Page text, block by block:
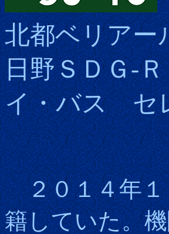
北都ベリアー
日野ＳＤＧ-
イ・バス セ
２０１４年１
籍していた。